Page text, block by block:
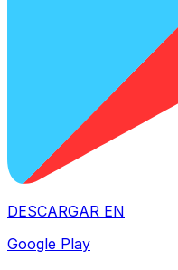
DESCARGAR EN
Google Play